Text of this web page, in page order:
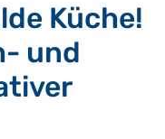
Küche!
und